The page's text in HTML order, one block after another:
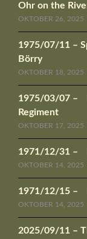
Ohr on the
OKTOBER 26, 2025
1975/07/11 –
Börry
OKTOBER 18, 2025
1975/03/07 –
Regiment
OKTOBER 17, 2025
1971/12/31 –
OKTOBER 14, 2025
1971/12/15 –
OKTOBER 14, 2025
2025/09/11 –